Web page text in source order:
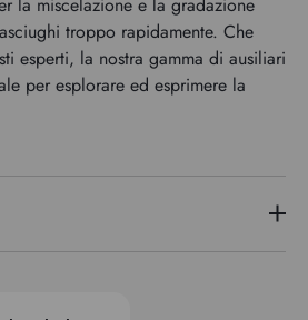
troppo rapidamente. Che
esperti, la nostra gamma di ausiliari
per esplorare ed esprimere la